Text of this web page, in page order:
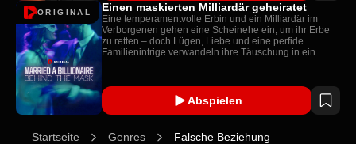
ORIGINAL Einen maskierten Milliardär geheiratet
Eine temperamentvolle Erbin und ein Milliardär im
Verborgenen gehen eine Scheinehe ein, um ihr Erbe
zu retten – doch Lügen, Liebe und eine perfide
Familienintrige verwandeln ihre Täuschung in ein
Abspielen
Startseite Genres Falsche Beziehung